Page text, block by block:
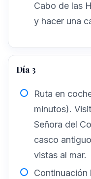
Cabo de las
y hacer una
Día 3
Ruta en
minutos).
Señora del
casco
vistas al mar.
Continuación